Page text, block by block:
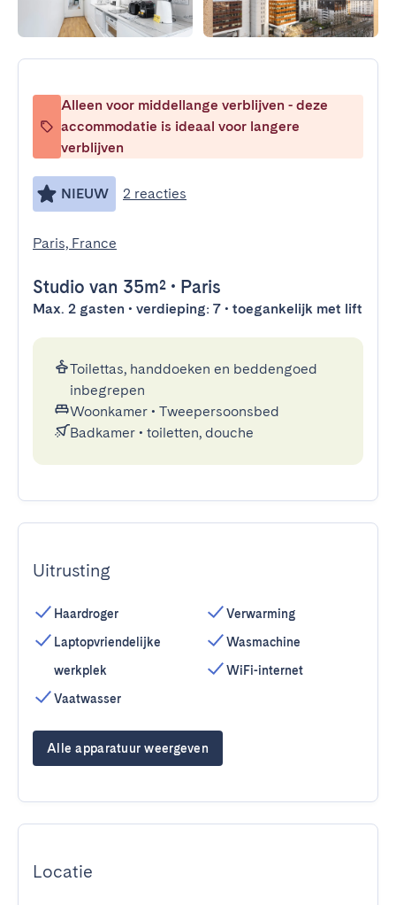
Alleen voor middellange verblijven - deze
accommodatie is ideaal voor langere
verblijven
NIEUW 2 reacties
Paris, France
Studio van 35m² • Paris
Max. 2 gasten • verdieping: 7 • toegankelijk met lift
Toilettas, handdoeken en beddengoed
inbegrepen
Woonkamer • Tweepersoonsbed
Badkamer • toiletten, douche
Uitrusting
Haardroger
Laptopvriendelijke
werkplek
Vaatwasser
Verwarming
Wasmachine
WiFi-internet
Alle apparatuur weergeven
Locatie